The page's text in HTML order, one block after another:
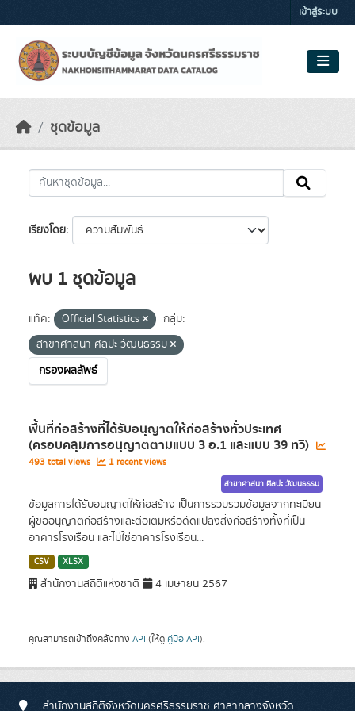
เข้าสู่ระบบ
ชุดข้อมูล
เรียงโดย
พบ 1 ชุดข้อมูล
แท็ค: Official Statistics
กลุ่ม:
สาขาศาสนา ศิลปะ วัฒนธรรม
กรองผลลัพธ์
พื้นที่ก่อสร้างที่ได้รับอนุญาตให้ก่อสร้างทั่วประเทศ
(ครอบคลุมการอนุญาตตามแบบ 3 อ.1 และแบบ 39 ทวิ)
493 total views 1 recent views
สาขาศาสนา ศิลปะ วัฒนธรรม
ข้อมูลการได้รับอนุญาตให้ก่อสร้าง เป็นการรวบรวมข้อมูลจากทะเบียน
ผู้ขออนุญาตก่อสร้างและต่อเติมหรือดัดแปลงสิ่งก่อสร้างทั้งที่เป็น
อาคารโรงเรือน และไม่ใช่อาคารโรงเรือน...
CSV XLSX
สำนักงานสถิติแห่งชาติ 4 เมษายน 2567
คุณสามารถเข้าถึงคลังทาง API (ให้ดู คู่มือ API).
สำนักงานสถิติจังหวัดนครศรีธรรมราช ศาลากลางจังหวัด